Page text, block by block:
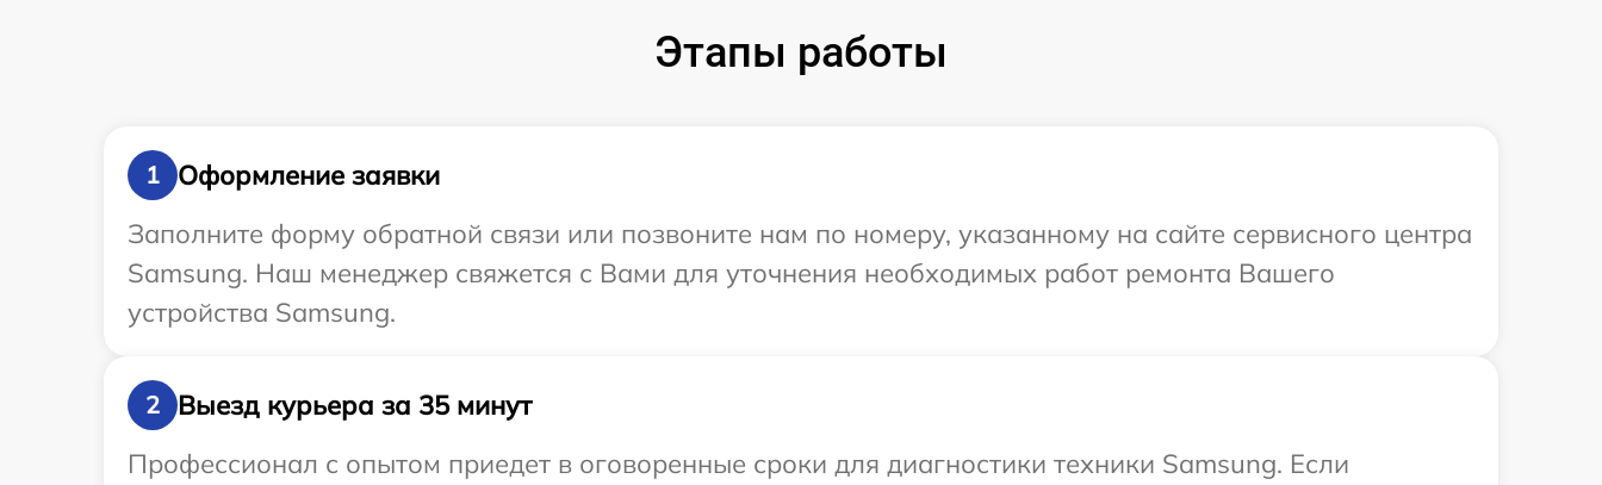
Этапы работы
1
Оформление заявки
Заполните форму обратной связи или позвоните нам по номеру, указанному на сайте сервисного центра
Samsung. Наш менеджер свяжется с Вами для уточнения необходимых работ ремонта Вашего
устройства Samsung.
2
Выезд курьера за 35 минут
Профессионал с опытом приедет в оговоренные сроки для диагностики техники Samsung. Если